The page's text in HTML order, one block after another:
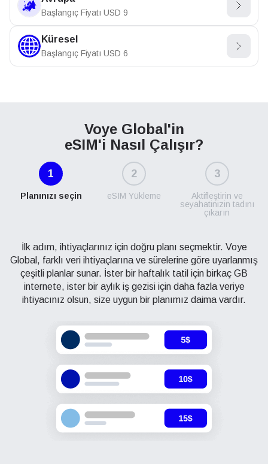
Başlangıç Fiyatı USD 9
Küresel
Başlangıç Fiyatı USD 6
Voye Global'in
eSIM'i Nasıl Çalışır?
1
Planınızı seçin
2
eSIM Yükleme
3
Aktifleştirin ve
seyahatinizin tadını
çıkarın
İlk adım, ihtiyaçlarınız için doğru planı seçmektir. Voye
Global, farklı veri ihtiyaçlarına ve sürelerine göre uyarlanmış
çeşitli planlar sunar. İster bir haftalık tatil için birkaç GB
internete, ister bir aylık iş gezisi için daha fazla veriye
ihtiyacınız olsun, size uygun bir planımız daima vardır.